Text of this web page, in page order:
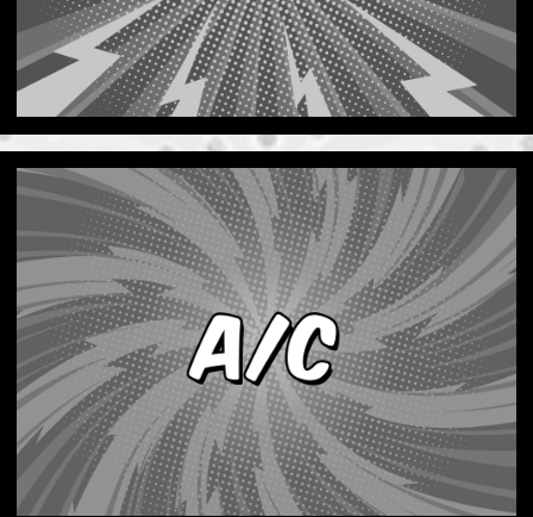
Ver Servicios Eléctricos.
SERVICIOS DE A/C
Ya sea que necesite aire fresco o caliente,
estamos aquí para asegurarnos de que la
temperatura sea siempre agradable. Podemos
solucionar todos los problemas.
Ver Servicios de A/C